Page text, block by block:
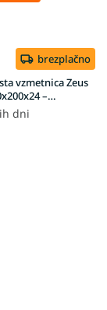
brezplačno
vzmetnica Zeus
–
Vera
dni